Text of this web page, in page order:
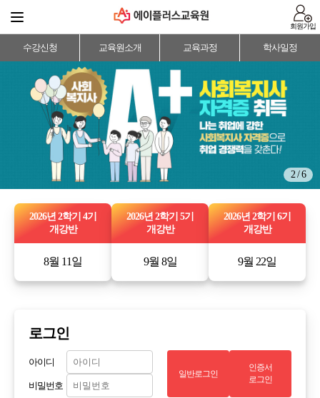
회원가입
수강신청 교육원소개 교육과정 학사일정
2 / 6
2026년 2학기 4기
개강반
8월 11일
2026년 2학기 5기
개강반
9월 8일
2026년 2학기 6기
개강반
9월 22일
로그인
아이디
비밀번호
일반로그인
인증서
로그인